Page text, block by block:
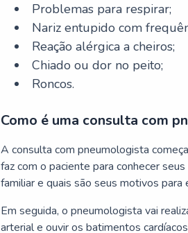
Problemas para respirar;
Nariz entupido com
Reação alérgica a cheiros;
Chiado ou dor no peito;
Roncos.
Como é uma consulta com
A consulta com pneumologista
faz com o paciente para conhecer
familiar e quais são seus motivos para
Em seguida, o pneumologista vai
arterial e ouvir os batimentos